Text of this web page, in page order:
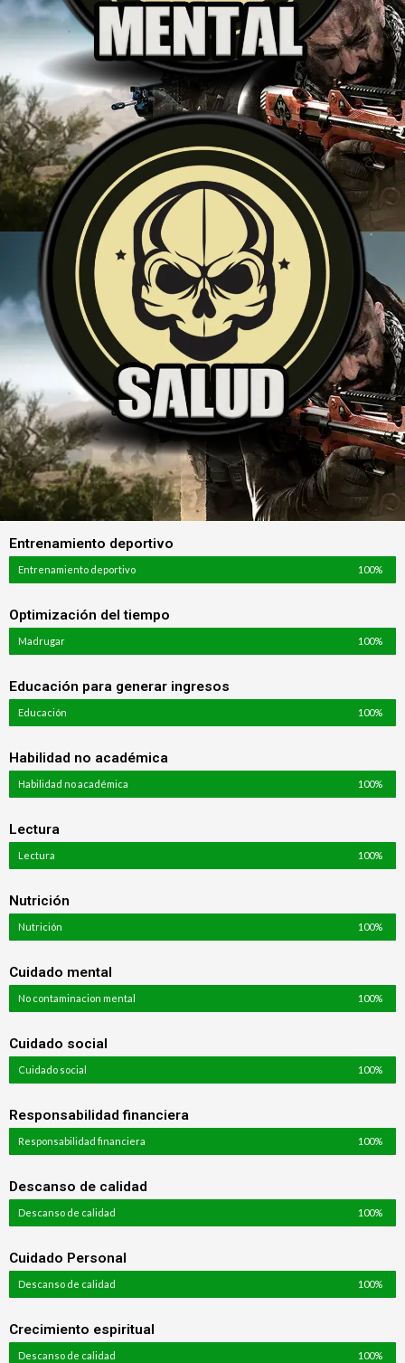
Entrenamiento deportivo
Entrenamiento deportivo 100%
Optimización del tiempo
Madrugar 100%
Educación para generar ingresos
Educación 100%
Habilidad no académica
Habilidad no académica 100%
Lectura
Lectura 100%
Nutrición
Nutrición 100%
Cuidado mental
No contaminacion mental 100%
Cuidado social
Cuidado social 100%
Responsabilidad financiera
Responsabilidad financiera 100%
Descanso de calidad
Descanso de calidad 100%
Cuidado Personal
Descanso de calidad 100%
Crecimiento espiritual
Descanso de calidad 100%